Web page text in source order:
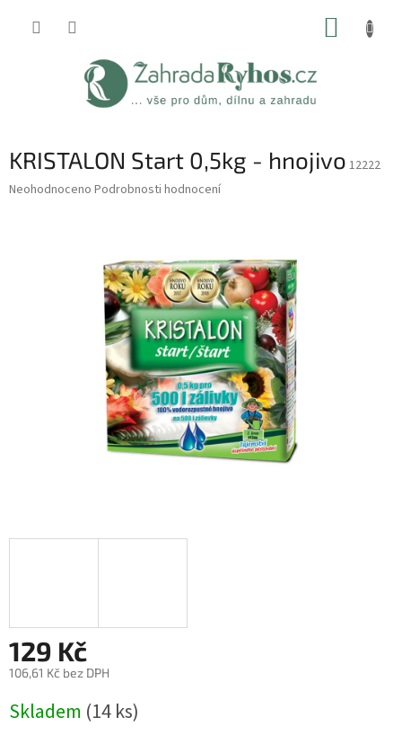
KRISTALON Start 0,5kg - hnojivo 12222
Průměrné
Neohodnoceno Podrobnosti hodnocení
129 Kč
106,61 Kč bez DPH
cena:
Skladem (14 ks)